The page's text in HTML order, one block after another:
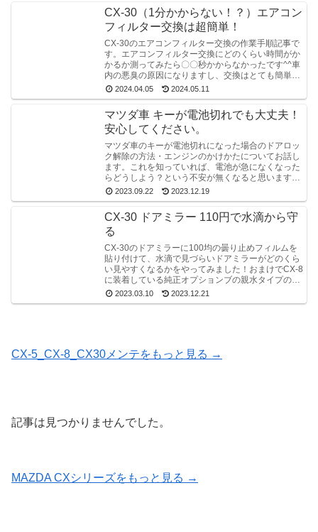
CX-30（1分かからない！？）エアコン
フィルター交換は超簡単！
CX-30のエアコンフィルター交換の作業手順記事で
す。エアコンフィルター交換にどのくらい時間がか
かるか測ってみたら〇〇秒かからなかったです^^車
内の悪臭の原因になりますし、交換はとても簡単な
ので定期的に交換するのが良いですね。
2024.04.05 2024.05.11
マツダ車 キーが電池切れでも大丈夫！
安心してください。
マツダ車のキーが電池切れになった場合のドアロッ
ク解除の方法・エンジンのかけかたについてお話し
ます。これを知っていれば、電池が急になくなった
らどうしよう？という不安が無くなると思いますの
で是非最後まで読んでみてください！
2023.09.22 2023.12.19
CX-30 ドアミラー 110円で水滴から守
る
CX-30のドアミラーに100均の曇り止めフィルムを
貼り付けて、水滴で見づらいドアミラーがどのくら
い見やすくなるかをやってみました！おまけでCX-8
に装着している純正オプションブの親水タイプのブ
ルーミラーの親水具合いも見てみます。
2023.03.10 2023.12.21
CX-5_CX-8_CX30メンテをもっと見る →
記事は見つかりませんでした。
MAZDA CXシリーズをもっと見る →